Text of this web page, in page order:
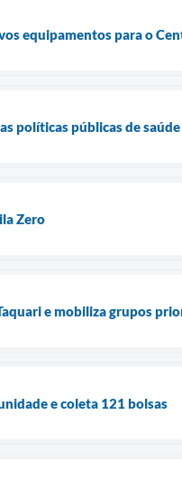
equipamentos para o
políticas públicas de saúde
Zero
e mobiliza grupos
e coleta 121 bolsas